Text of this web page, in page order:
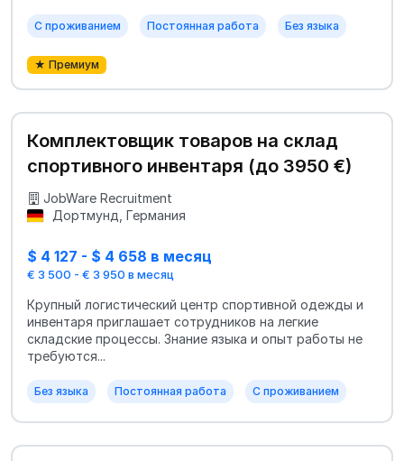
С проживанием Постоянная работа Без языка
★ Премиум
Комплектовщик товаров на склад
спортивного инвентаря (до 3950 €)
JobWare Recruitment
Дортмунд, Германия
$ 4 127 - $ 4 658 в месяц
€ 3 500 - € 3 950 в месяц
Крупный логистический центр спортивной одежды и
инвентаря приглашает сотрудников на легкие
складские процессы. Знание языка и опыт работы не
требуются...
Без языка Постоянная работа С проживанием